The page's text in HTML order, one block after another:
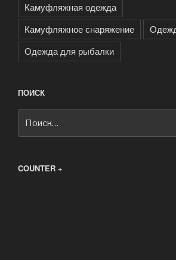
Камуфляжная одежда
Камуфляжное снаряжение
Одежда для рыбалки
ПОИСК
COUNTER +